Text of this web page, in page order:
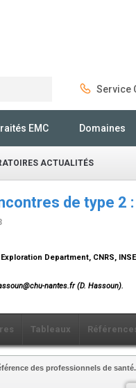
Service
EMC Domaines
ACTUALITÉS
de type 2
Department, CNRS,
nantes.fr (D. Hassoun).
Tableaux
des professionnels de santé.